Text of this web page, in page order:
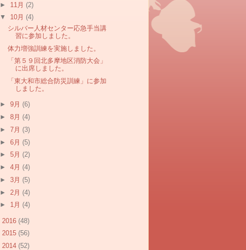
► 11月 (2)
▼ 10月 (4)
シルバー人材センター応急手当講
習に参加しました。
体力増強訓練を実施しました。
「第５９回北多摩地区消防大会」
に出席しました。
「東大和市総合防災訓練」に参加
しました。
► 9月 (6)
► 8月 (4)
► 7月 (3)
► 6月 (5)
► 5月 (2)
► 4月 (4)
► 3月 (5)
► 2月 (4)
► 1月 (4)
2016 (48)
2015 (56)
2014 (52)